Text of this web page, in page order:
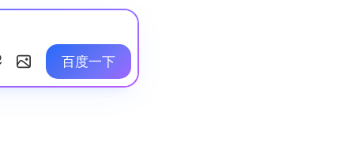
百度一下